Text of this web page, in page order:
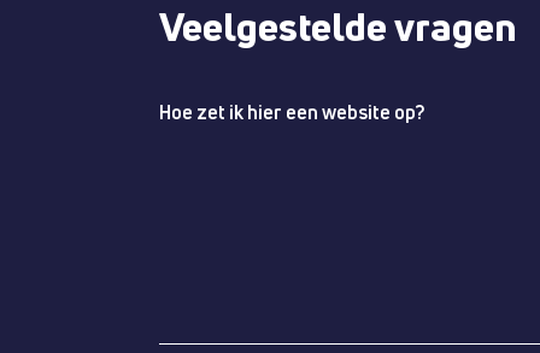
Veelgestelde vragen
Hoe zet ik hier een website op?